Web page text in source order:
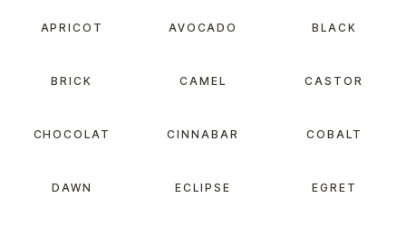
APRICOT AVOCADO BLACK
BRICK CAMEL CASTOR
CHOCOLAT CINNABAR COBALT
DAWN ECLIPSE EGRET